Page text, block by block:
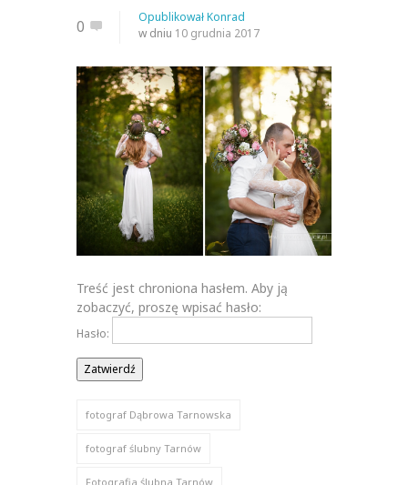
0 OpublikowałKonrad
w dniu 10 grudnia 2017
Treść jest chroniona hasłem. Aby ją
zobaczyć, proszę wpisać hasło:
Hasło:
fotograf Dąbrowa Tarnowska
fotograf ślubny Tarnów
Fotografia ślubna Tarnów